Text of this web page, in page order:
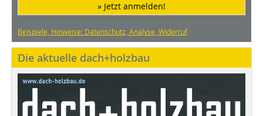
» Jetzt anmelden!
Beispiele, Hinweise: Datenschutz, Analyse, Widerruf
Die aktuelle dach+holzbau